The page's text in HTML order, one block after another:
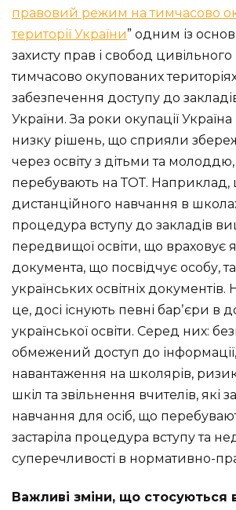
правовий режим на тимчасово
території України” одним із
захисту прав і свобод
тимчасово окупованих
забезпечення доступу до
України. За роки окупації
низку рішень, що сприяли
через освіту з дітьми та
перебувають на ТОТ. Наприклад,
дистанційного навчання в
процедура вступу до закладів
передвищої освіти, що враховує
документа, що посвідчує особу,
українських освітніх
це, досі існують певні барʼєри в
української освіти. Серед них:
обмежений доступ до
навантаження на школярів,
шкіл та звільнення вчителів, які
навчання для осіб, що
застаріла процедура вступу та
суперечливості в нормативно-
Важливі зміни, що стосуються